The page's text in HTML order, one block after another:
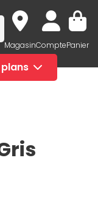
MagasinComptePanier